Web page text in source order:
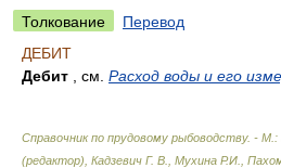
Толкование
Перевод
ДЕБИТ
Дебит
, см. Расход воды и его
Справочник по прудовому рыбоводству. -
(редактор), Кадзевич Г. В., Мухина Р.И.,